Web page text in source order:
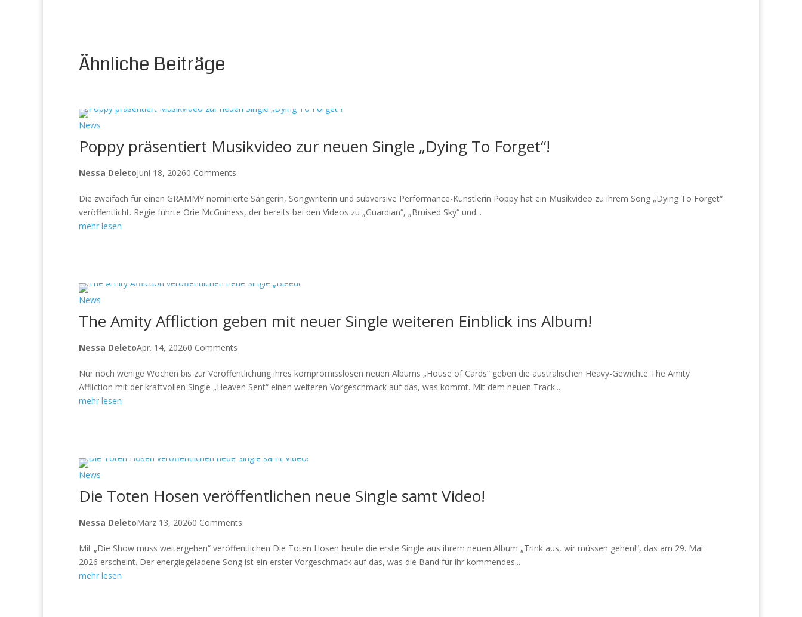
Ähnliche Beiträge
News
Poppy präsentiert Musikvideo zur neuen Single „Dying To Forget“!
Nessa DeletoJuni 18, 20260 Comments
Die zweifach für einen GRAMMY nominierte Sängerin, Songwriterin und subversive Performance-Künstlerin Poppy hat ein Musikvideo zu ihrem Song „Dying To Forget“
veröffentlicht. Regie führte Orie McGuiness, der bereits bei den Videos zu „Guardian“, „Bruised Sky“ und...
mehr lesen
News
The Amity Affliction geben mit neuer Single weiteren Einblick ins Album!
Nessa DeletoApr. 14, 20260 Comments
Nur noch wenige Wochen bis zur Veröffentlichung ihres kompromisslosen neuen Albums „House of Cards“ geben die australischen Heavy-Gewichte The Amity
Affliction mit der kraftvollen Single „Heaven Sent“ einen weiteren Vorgeschmack auf das, was kommt. Mit dem neuen Track...
mehr lesen
News
Die Toten Hosen veröffentlichen neue Single samt Video!
Nessa DeletoMärz 13, 20260 Comments
Mit „Die Show muss weitergehen“ veröffentlichen Die Toten Hosen heute die erste Single aus ihrem neuen Album „Trink aus, wir müssen gehen!“, das am 29. Mai
2026 erscheint. Der energiegeladene Song ist ein erster Vorgeschmack auf das, was die Band für ihr kommendes...
mehr lesen